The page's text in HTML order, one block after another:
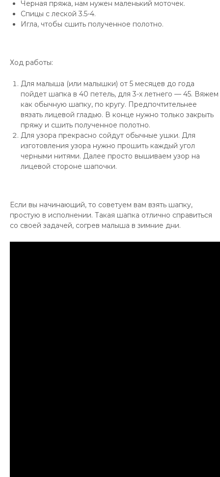
Черная пряжа, нам нужен маленький моточек.
Спицы с леской 3.5-4.
Игла, чтобы сшить полученное полотно.
Ход работы:
Для малыша (или малышки) от 5 месяцев до года
пойдет шапка в 40 петель, для 3-х летнего — 45. Вяжем
как обычную шапку, по кругу. Предпочтительнее
вязать лицевой гладью. В конце нужно только закрыть
пряжу и сшить полученное полотно.
Для узора прекрасно сойдут обычные ушки. Для
изготовления узора нужно прошить каждый угол
черными нитями. Далее просто вышиваем узор на
лицевой стороне шапочки.
Если вы начинающий, то советуем вам взять шапку,
простую в исполнении. Такая шапка отлично справиться
со своей задачей, согрев малыша в зимние дни.